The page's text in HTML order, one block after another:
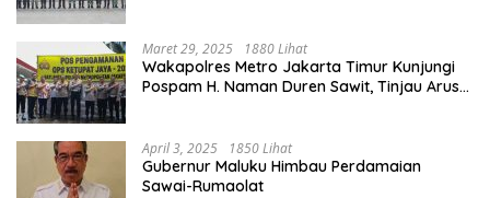
Maret 29, 2025 1880 Lihat
Wakapolres Metro Jakarta Timur Kunjungi
Pospam H. Naman Duren Sawit, Tinjau Arus
April 3, 2025 1850 Lihat
Gubernur Maluku Himbau Perdamaian
Sawai-Rumaolat